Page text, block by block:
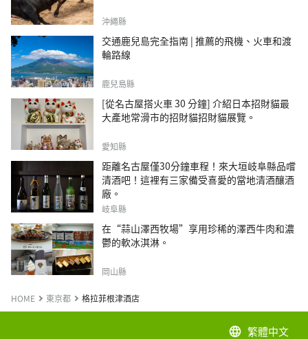
沖繩縣
交通鹿兒島完全指南 | 推薦的飛機、火車和渡
輪路線
鹿兒島縣
[從名古屋搭火車 30 分鐘] 介紹日本招財貓最
大產地常滑市的招財貓招財貓展覽。
愛知縣
距離名古屋僅30分鐘車程！來大垣岐阜縣品嚐
清酒吧！這裡有三家備受喜愛的當地清酒釀酒
廠。
岐阜縣
在“蒜山澤西牧場”享用珍稀的澤西牛肉和濃
鬱的軟冰淇淋。
岡山縣
HOME 東京都 格拉菲根津酒店
language 繁體中文